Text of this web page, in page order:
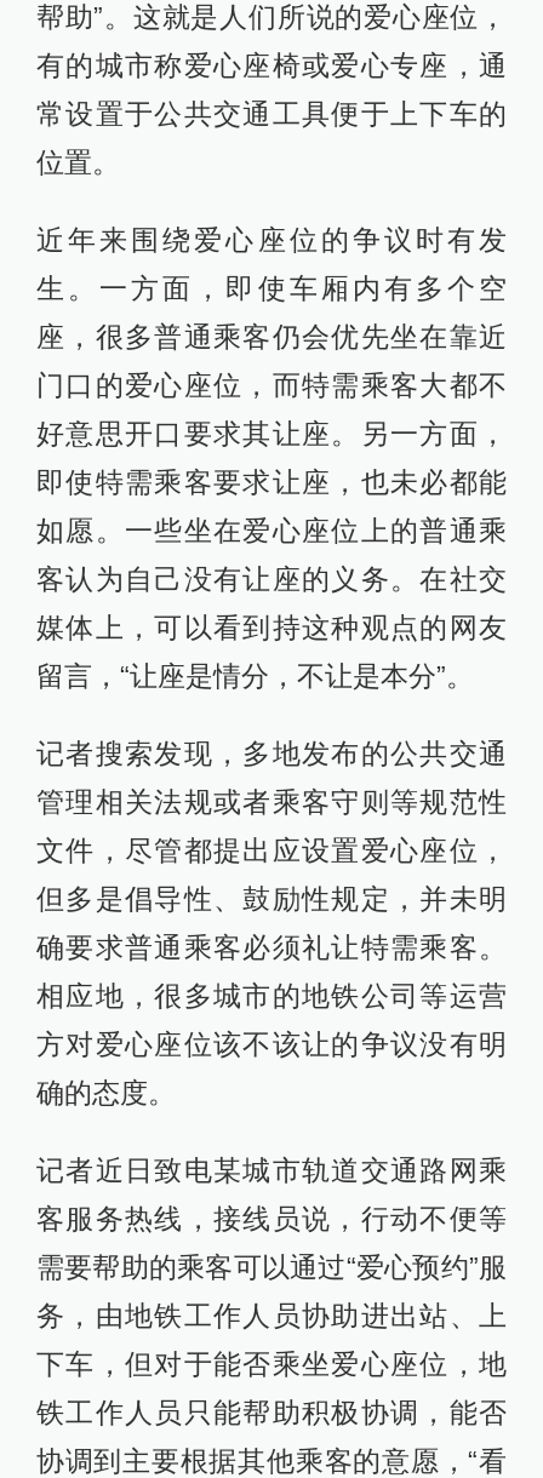
帮助”。这就是人们所说的爱心座位，
有的城市称爱心座椅或爱心专座，通
常设置于公共交通工具便于上下车的
位置。
近年来围绕爱心座位的争议时有发
生。一方面，即使车厢内有多个空
座，很多普通乘客仍会优先坐在靠近
门口的爱心座位，而特需乘客大都不
好意思开口要求其让座。另一方面，
即使特需乘客要求让座，也未必都能
如愿。一些坐在爱心座位上的普通乘
客认为自己没有让座的义务。在社交
媒体上，可以看到持这种观点的网友
留言，“让座是情分，不让是本分”。
记者搜索发现，多地发布的公共交通
管理相关法规或者乘客守则等规范性
文件，尽管都提出应设置爱心座位，
但多是倡导性、鼓励性规定，并未明
确要求普通乘客必须礼让特需乘客。
相应地，很多城市的地铁公司等运营
方对爱心座位该不该让的争议没有明
确的态度。
记者近日致电某城市轨道交通路网乘
客服务热线，接线员说，行动不便等
需要帮助的乘客可以通过“爱心预约”服
务，由地铁工作人员协助进出站、上
下车，但对于能否乘坐爱心座位，地
铁工作人员只能帮助积极协调，能否
协调到主要根据其他乘客的意愿，“看